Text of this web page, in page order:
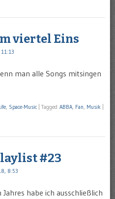
viertel Eins
man alle Songs mitsingen
, Space-Music Tagged ABBA, Fan, Musik
#23
8:53
habe ich ausschließlich